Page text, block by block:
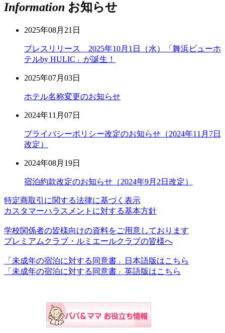
Information お知らせ
2025年08月21日
プレスリリース 2025年10月1日（水）「舞浜ビューホ
テルby HULIC」が誕生！
2025年07月03日
ホテル名称変更のお知らせ
2024年11月07日
プライバシーポリシー改定のお知らせ（2024年11月7日
改定）
2024年08月19日
宿泊約款改定のお知らせ（2024年9月2日改定）
特定商取引に関する法律に基づく表示
カスタマーハラスメントに対する基本方針
学校関係者の皆様向けの資料をご用意しております
プレミアムクラブ・ルミエールクラブの皆様へ
「未成年の宿泊に対する同意書」日本語版はこちら
「未成年の宿泊に対する同意書」英語版はこちら